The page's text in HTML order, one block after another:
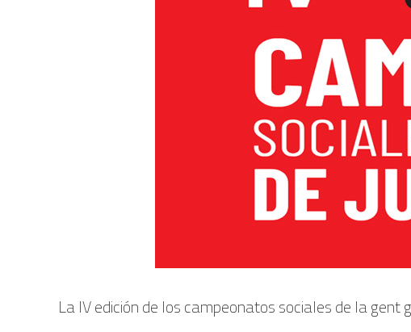
La IV edición de los campeonatos sociales de la